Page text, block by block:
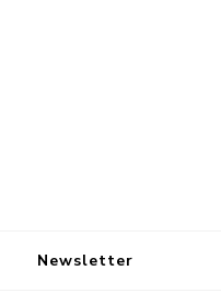
Newsletter